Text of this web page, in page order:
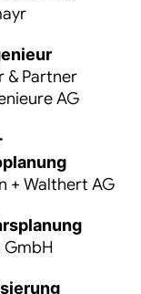
& Partner
AG
+ Walthert AG
GmbH